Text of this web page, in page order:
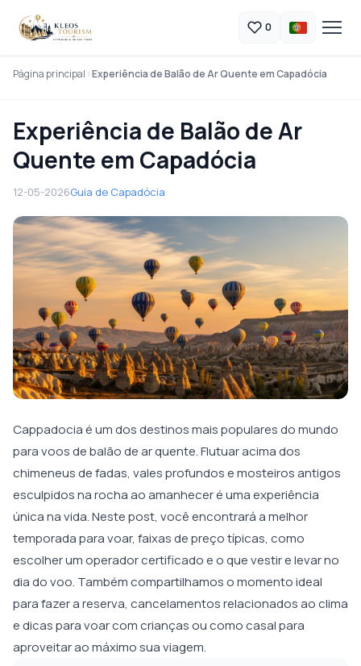
0
Página principal Experiência de Balão de Ar Quente em Capadócia
Experiência de Balão de Ar
Quente em Capadócia
12-05-2026Guia de Capadócia
Cappadocia é um dos destinos mais populares do mundo
para voos de balão de ar quente. Flutuar acima dos
chimeneus de fadas, vales profundos e mosteiros antigos
esculpidos na rocha ao amanhecer é uma experiência
única na vida. Neste post, você encontrará a melhor
temporada para voar, faixas de preço típicas, como
escolher um operador certificado e o que vestir e levar no
dia do voo. Também compartilhamos o momento ideal
para fazer a reserva, cancelamentos relacionados ao clima
e dicas para voar com crianças ou como casal para
aproveitar ao máximo sua viagem.